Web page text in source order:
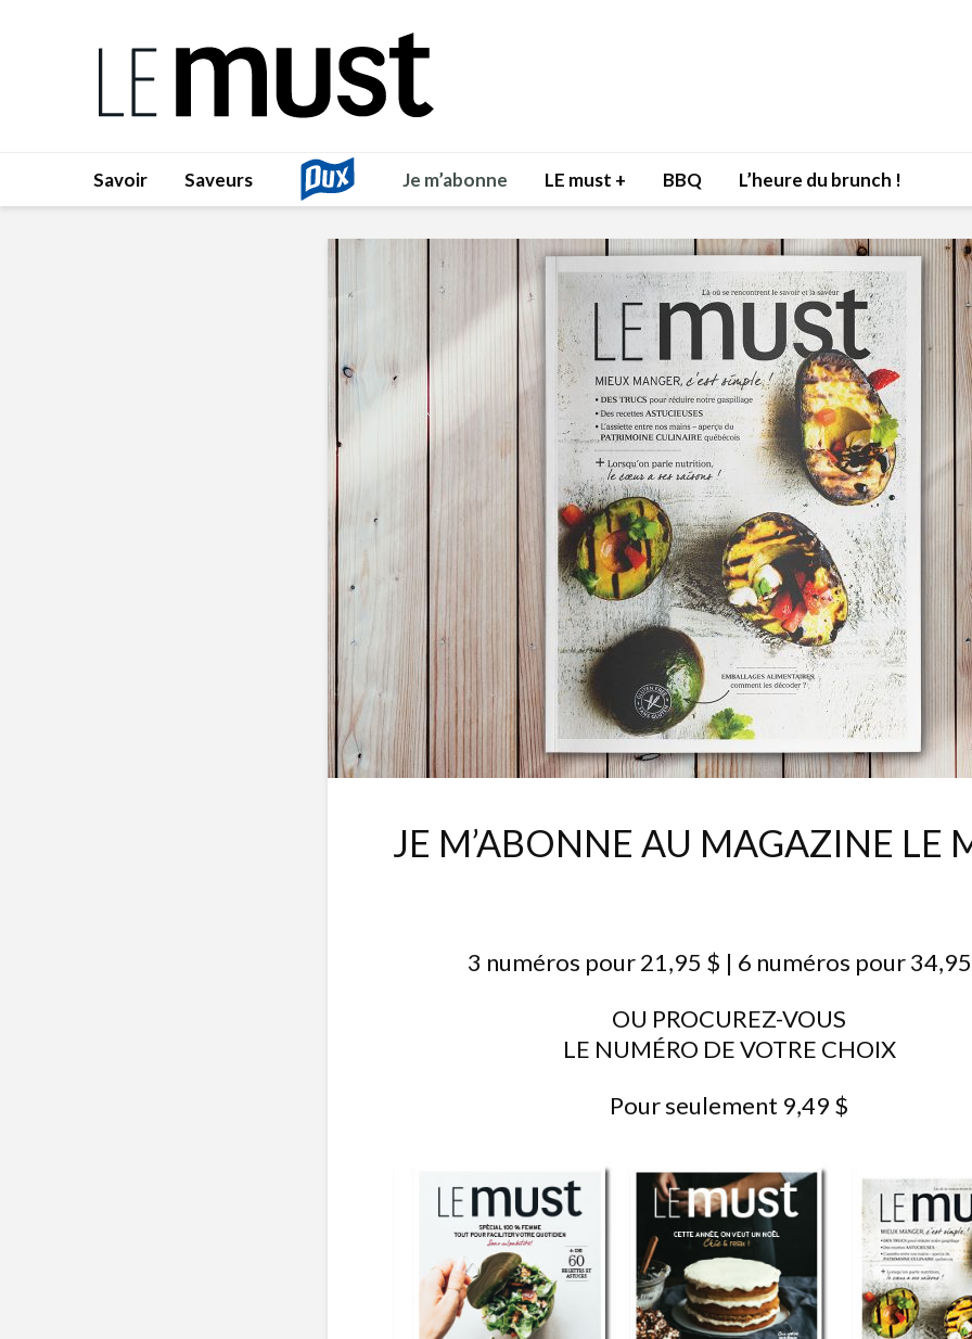
Savoir Saveurs Je m’abonne LE must + BBQ L’heure du brunch !
JE M’ABONNE AU MAGAZINE LE
3 numéros pour 21,95 $ | 6 numéros pour
OU PROCUREZ-VOUS
LE NUMÉRO DE VOTRE CHOIX
Pour seulement 9,49 $